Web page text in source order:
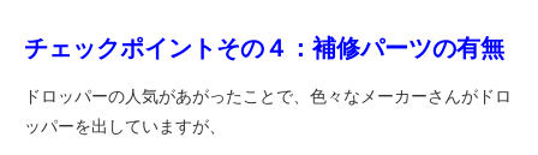
チェックポイントその４：補修パーツの有無
ドロッパーの人気があがったことで、色々なメーカーさんがドロ
ッパーを出していますが、